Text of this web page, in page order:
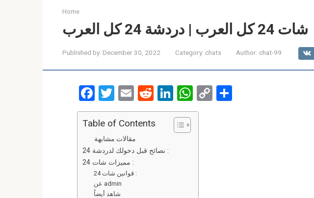
Home
شات 24 كل العرب | دردشة 24 كل العرب
Published by: December 30, 2022 Category: chats Author: chat-99
F
a
ce
b
o
o
k
T
wi
tt
er
E
m
ail
R
e
d
t
Li
n
ke
W
h
C
Table of Contents
مقالات مشابهة
نصائح قبل دخولك لدردشة 24 :
مميزات شات 24 :
قوانين شات 24 :
عن admin
شاهد أيضاً